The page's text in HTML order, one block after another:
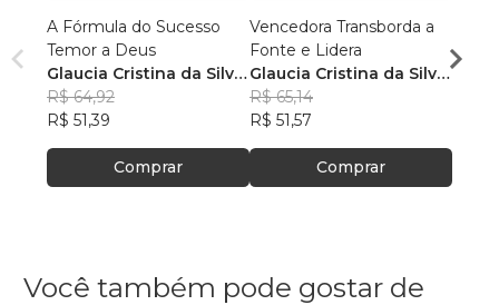
A Fórmula do Sucesso
Temor a Deus
Glaucia Cristina da Silva
Gasparino
R$ 64,92
R$ 51,39
Comprar
Vencedora Transborda a
Fonte e Lidera
Glaucia Cristina da Silva
Gasparino
R$ 65,14
R$ 51,57
Comprar
R$
Você também pode gostar de